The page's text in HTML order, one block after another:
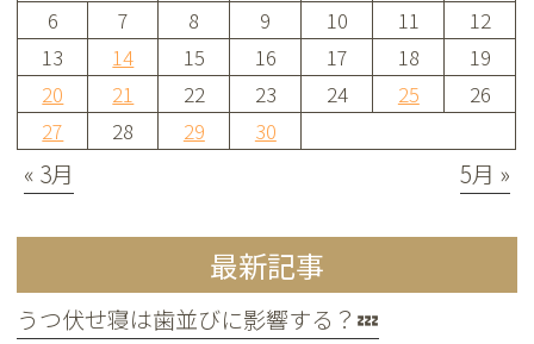
6
7 8 9 10 11
12
13
14 15 16 17 18
19
20
21 22 23 24 25
26
27
28 29 30
« 3月 5月 »
最新記事
うつ伏せ寝は歯並びに影響する？💤